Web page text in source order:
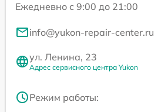
Ежедневно с 9:00 до 21:00
info@yukon-repair-center.ru
ул. Ленина, 23
Адрес сервисного центра Yukon
Режим работы: